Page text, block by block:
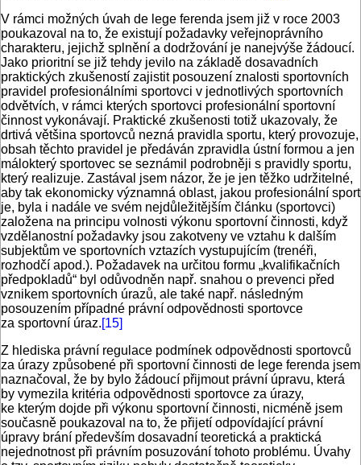
V rámci možných úvah de lege ferenda jsem již v roce 2003
poukazoval na to, že existují požadavky veřejnoprávního
charakteru, jejichž splnění a dodržování je nanejvýše žádoucí.
Jako prioritní se již tehdy jevilo na základě dosavadních
praktických zkušeností zajistit posouzení znalosti sportovních
pravidel profesionálními sportovci v jednotlivých sportovních
odvětvích, v rámci kterých sportovci profesionální sportovní
činnost vykonávají. Praktické zkušenosti totiž ukazovaly, že
drtivá většina sportovců nezná pravidla sportu, který provozuje,
obsah těchto pravidel je předáván zpravidla ústní formou a jen
málokterý sportovec se seznámil podrobněji s pravidly sportu,
který realizuje. Zastával jsem názor, že je jen těžko udržitelné,
aby tak ekonomicky významná oblast, jakou profesionální sport
je, byla i nadále ve svém nejdůležitějším článku (sportovci)
založena na principu volnosti výkonu sportovní činnosti, když
vzdělanostní požadavky jsou zakotveny ve vztahu k dalším
subjektům ve sportovních vztazích vystupujícím (trenéři,
rozhodčí apod.). Požadavek na určitou formu „kvalifikačních
předpokladů“ byl odůvodněn např. snahou o prevenci před
vznikem sportovních úrazů, ale také např. následným
posouzením případné právní odpovědnosti sportovce
za sportovní úraz.[15]
Z hlediska právní regulace podmínek odpovědnosti sportovců
za úrazy způsobené při sportovní činnosti de lege ferenda jsem
naznačoval, že by bylo žádoucí přijmout právní úpravu, která
by vymezila kritéria odpovědnosti sportovce za úrazy,
ke kterým dojde při výkonu sportovní činnosti, nicméně jsem
současně poukazoval na to, že přijetí odpovídající právní
úpravy brání především dosavadní teoretická a praktická
nejednotnost při právním posuzování tohoto problému. Úvahy